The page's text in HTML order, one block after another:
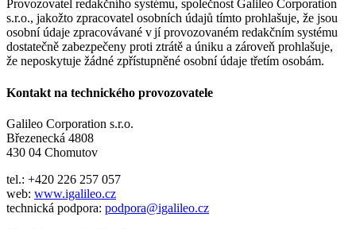
Provozovatel redakčního systému, společnost Galileo Corporation
s.r.o., jakožto zpracovatel osobních údajů tímto prohlašuje, že jsou
osobní údaje zpracovávané v jí provozovaném redakčním systému
dostatečně zabezpečeny proti ztrátě a úniku a zároveň prohlašuje,
že neposkytuje žádné zpřístupněné osobní údaje třetím osobám.
Kontakt na technického provozovatele
Galileo Corporation s.r.o.
Březenecká 4808
430 04 Chomutov
tel.: +420 226 257 057
web: www.igalileo.cz
technická podpora: podpora@igalileo.cz